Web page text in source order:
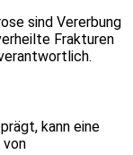
sind Vererbung
Frakturen
kann eine
von